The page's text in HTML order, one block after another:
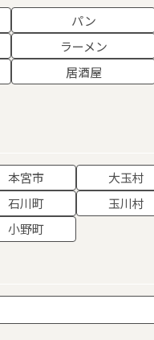
パン
ラーメン
居酒屋
本宮市
大玉村
石川町
玉川村
小野町